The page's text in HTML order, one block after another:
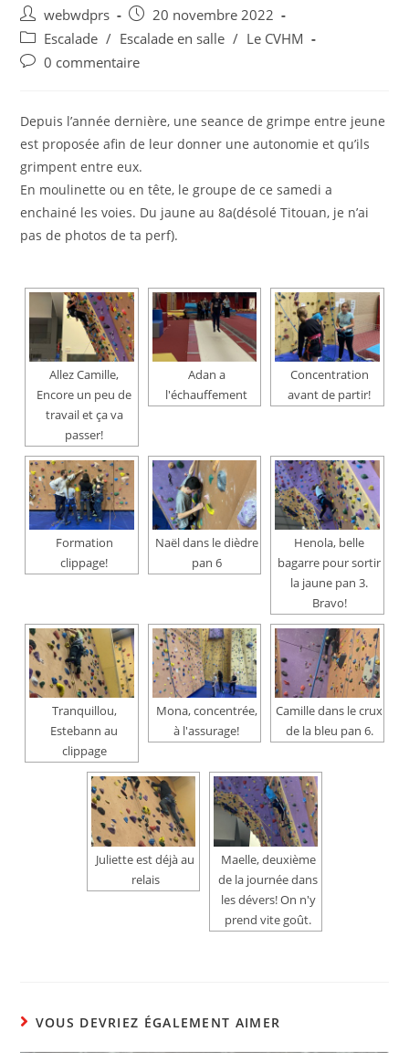
webwdprs
20 novembre 2022
Escalade / Escalade en salle / Le CVHM
0 commentaire
Depuis l’année dernière, une seance de grimpe entre jeune
est proposée afin de leur donner une autonomie et qu’ils
grimpent entre eux.
En moulinette ou en tête, le groupe de ce samedi a
enchainé les voies. Du jaune au 8a(désolé Titouan, je n’ai
pas de photos de ta perf).
Allez Camille,
Encore un peu de
travail et ça va
passer!
Adan a
l'échauffement
Concentration
avant de partir!
Formation
clippage!
Naël dans le dièdre
pan 6
Henola, belle
bagarre pour sortir
la jaune pan 3.
Bravo!
Tranquillou,
Estebann au
clippage
Mona, concentrée,
à l'assurage!
Camille dans le crux
de la bleu pan 6.
Juliette est déjà au
relais
Maelle, deuxième
de la journée dans
les dévers! On n'y
prend vite goût.
VOUS DEVRIEZ ÉGALEMENT AIMER